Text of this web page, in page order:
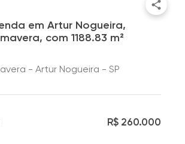
em Artur Nogueira,
com 1188.83 m²
- Artur Nogueira - SP
R$ 260.000